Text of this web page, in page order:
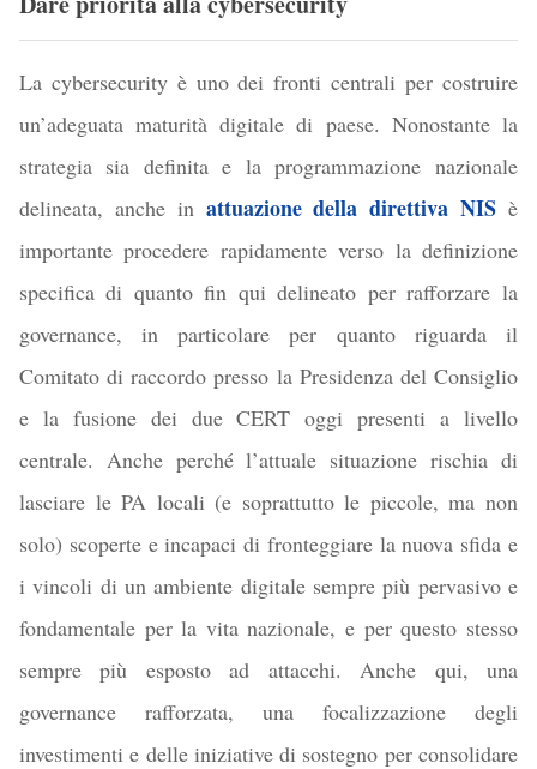
La cybersecurity è uno dei fronti centrali per costruire
un’adeguata maturità digitale di paese. Nonostante la
strategia sia definita e la programmazione nazionale
delineata, anche in attuazione della direttiva NIS è
importante procedere rapidamente verso la definizione
specifica di quanto fin qui delineato per rafforzare la
governance, in particolare per quanto riguarda il
Comitato di raccordo presso la Presidenza del Consiglio
e la fusione dei due CERT oggi presenti a livello
centrale. Anche perché l’attuale situazione rischia di
lasciare le PA locali (e soprattutto le piccole, ma non
solo) scoperte e incapaci di fronteggiare la nuova sfida e
i vincoli di un ambiente digitale sempre più pervasivo e
fondamentale per la vita nazionale, e per questo stesso
sempre più esposto ad attacchi. Anche qui, una
governance rafforzata, una focalizzazione degli
investimenti e delle iniziative di sostegno per consolidare